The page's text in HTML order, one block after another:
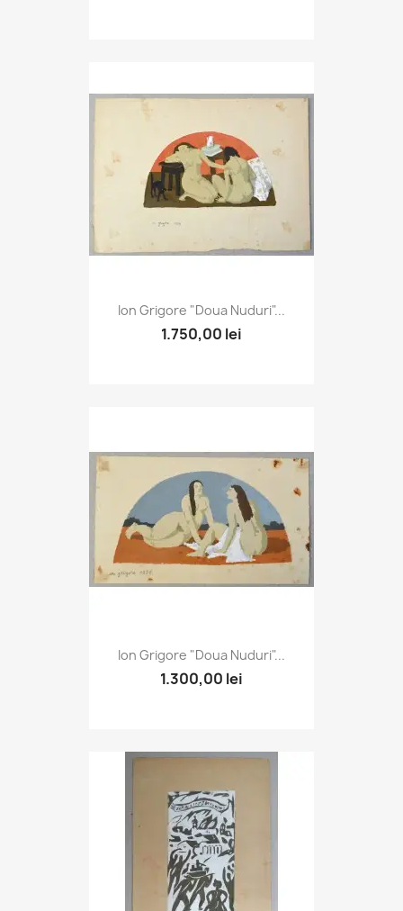
Ion Grigore "Doua Nuduri"...
1.750,00 lei
Ion Grigore "Doua Nuduri"...
1.300,00 lei